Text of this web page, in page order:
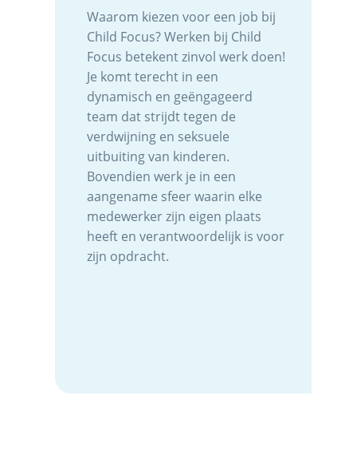
Waarom kiezen voor een job bij
Child Focus? Werken bij Child
Focus betekent zinvol werk doen!
Je komt terecht in een
dynamisch en geëngageerd
team dat strijdt tegen de
verdwijning en seksuele
uitbuiting van kinderen.
Bovendien werk je in een
aangename sfeer waarin elke
medewerker zijn eigen plaats
heeft en verantwoordelijk is voor
zijn opdracht.